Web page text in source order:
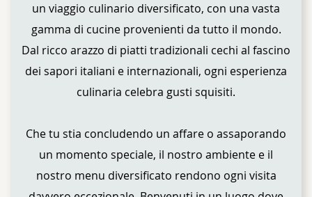
un viaggio culinario diversificato, con una vasta
gamma di cucine provenienti da tutto il mondo.
Dal ricco arazzo di piatti tradizionali cechi al fascino
dei sapori italiani e internazionali, ogni esperienza
culinaria celebra gusti squisiti.
Che tu stia concludendo un affare o assaporando
un momento speciale, il nostro ambiente e il
nostro menu diversificato rendono ogni visita